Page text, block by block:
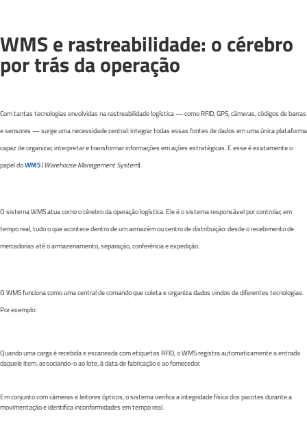
WMS e rastreabilidade: o cérebro
por trás da operação
Com tantas tecnologias envolvidas na rastreabilidade logística — como RFID, GPS, câmeras, códigos de barras
e sensores — surge uma necessidade central: integrar todas essas fontes de dados em uma única plataforma
capaz de organizar, interpretar e transformar informações em ações estratégicas. E esse é exatamente o
papel doWMS(Warehouse Management System).
O sistema WMS atua como o cérebro da operação logística. Ele é o sistema responsável por controlar, em
tempo real, tudo o que acontece dentro de um armazém ou centro de distribuição: desde o recebimento de
mercadorias até o armazenamento, separação, conferência e expedição.
O WMS funciona como uma central de comando que coleta e organiza dados vindos de diferentes tecnologias.
Por exemplo:
Quando uma carga é recebida e escaneada com etiquetas RFID, o WMS registra automaticamente a entrada
daquele item, associando-o ao lote, à data de fabricação e ao fornecedor.
Em conjunto com câmeras e leitores ópticos, o sistema verifica a integridade física dos pacotes durante a
movimentação e identifica inconformidades em tempo real.